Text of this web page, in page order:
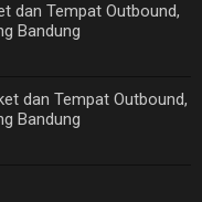
dan Tempat Outbound,
Bandung
dan Tempat Outbound,
Bandung